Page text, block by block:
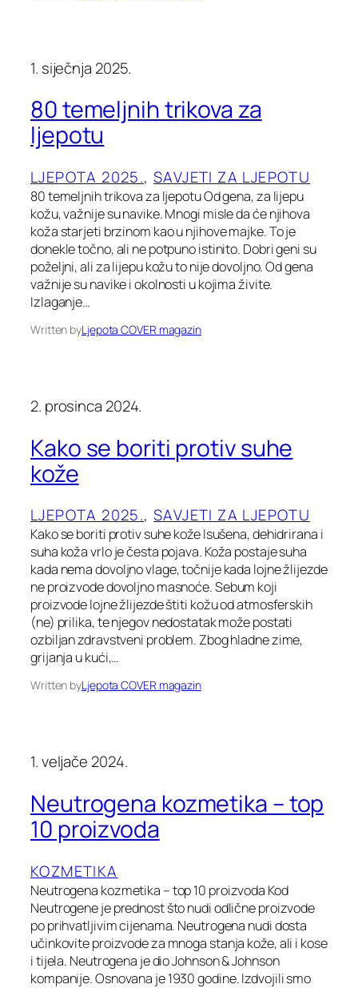
1. siječnja 2025.
80 temeljnih trikova za
ljepotu
LJEPOTA 2025., SAVJETI ZA LJEPOTU
80 temeljnih trikova za ljepotu Od gena, za lijepu
kožu, važnije su navike. Mnogi misle da će njihova
koža starjeti brzinom kao u njihove majke. To je
donekle točno, ali ne potpuno istinito. Dobri geni su
poželjni, ali za lijepu kožu to nije dovoljno. Od gena
važnije su navike i okolnosti u kojima živite.
Izlaganje…
Written byLjepota COVER magazin
2. prosinca 2024.
Kako se boriti protiv suhe
kože
LJEPOTA 2025., SAVJETI ZA LJEPOTU
Kako se boriti protiv suhe kože Isušena, dehidrirana i
suha koža vrlo je česta pojava. Koža postaje suha
kada nema dovoljno vlage, točnije kada lojne žlijezde
ne proizvode dovoljno masnoće. Sebum koji
proizvode lojne žlijezde štiti kožu od atmosferskih
(ne) prilika, te njegov nedostatak može postati
ozbiljan zdravstveni problem. Zbog hladne zime,
grijanja u kući,…
Written byLjepota COVER magazin
1. veljače 2024.
Neutrogena kozmetika – top
10 proizvoda
KOZMETIKA
Neutrogena kozmetika – top 10 proizvoda Kod
Neutrogene je prednost što nudi odlične proizvode
po prihvatljivim cijenama. Neutrogena nudi dosta
učinkovite proizvode za mnoga stanja kože, ali i kose
i tijela. Neutrogena je dio Johnson & Johnson
kompanije. Osnovana je 1930 godine. Izdvojili smo